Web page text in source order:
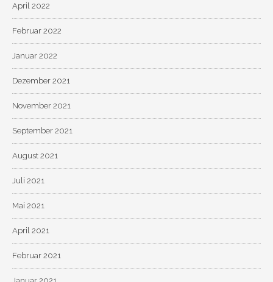
April 2022
Februar 2022
Januar 2022
Dezember 2021
November 2021
September 2021
August 2021
Juli 2021
Mai 2021
April 2021
Februar 2021